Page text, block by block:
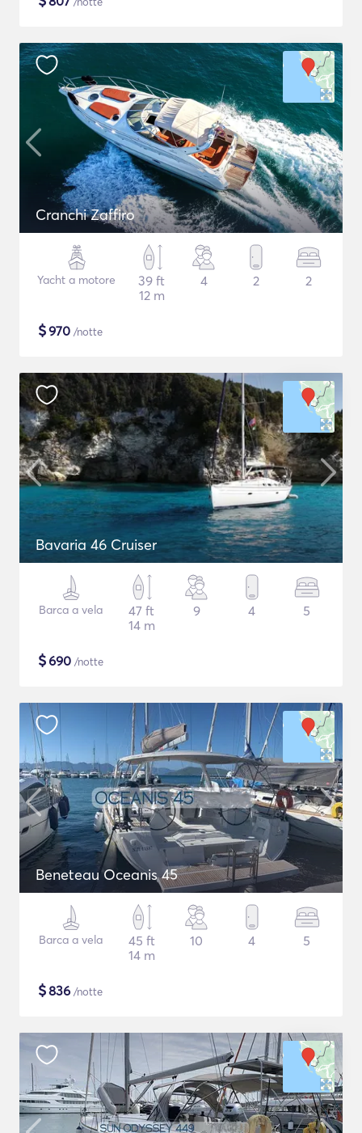
Cranchi Zaffiro
Yacht a motore
39 ft
12 m
4 2 2
$970 /notte
Bavaria 46 Cruiser
Barca a vela
47 ft
14 m
9 4 5
$690 /notte
Beneteau Oceanis 45
Barca a vela
45 ft
14 m
10 4 5
$836 /notte